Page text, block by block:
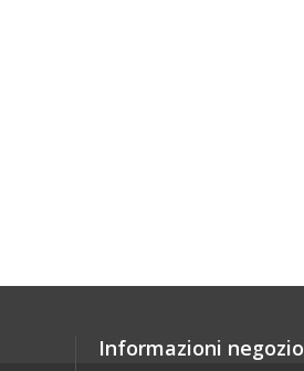
Informazioni negozio